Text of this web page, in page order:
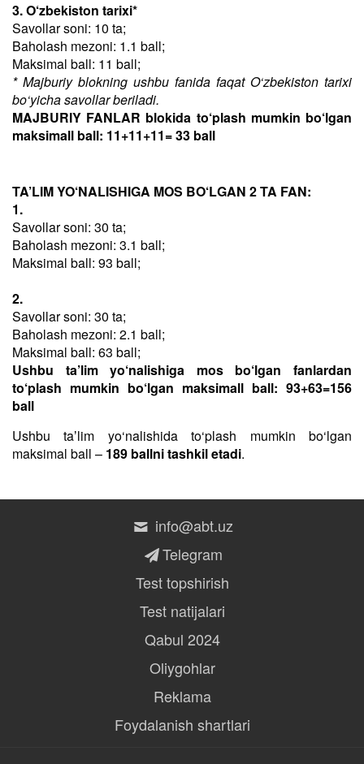
3. O‘zbekiston tarixi*
Savollar soni: 10 ta;
Baholash mezoni: 1.1 ball;
Maksimal ball: 11 ball;
* Majburiy blokning ushbu fanida faqat O‘zbekiston tarixi
bo‘yicha savollar beriladi.
MAJBURIY FANLAR blokida to‘plash mumkin bo‘lgan
maksimall ball: 11+11+11= 33 ball
TA’LIM YO‘NALISHIGA MOS BO‘LGAN 2 TA FAN:
1.
Savollar soni: 30 ta;
Baholash mezoni: 3.1 ball;
Maksimal ball: 93 ball;
2.
Savollar soni: 30 ta;
Baholash mezoni: 2.1 ball;
Maksimal ball: 63 ball;
Ushbu ta’lim yo‘nalishiga mos bo‘lgan fanlardan
to‘plash mumkin bo‘lgan maksimall ball: 93+63=156
ball
Ushbu taʼlim yo‘nalishida to‘plash mumkin bo‘lgan
maksimal ball – 189 ballni tashkil etadi.
info@abt.uz
Telegram
Test topshirish
Test natijalari
Qabul 2024
Oliygohlar
Reklama
Foydalanish shartlari